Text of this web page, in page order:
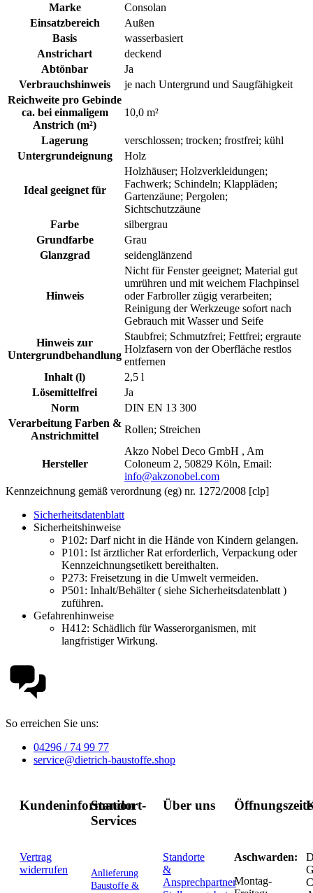
Marke
Consolan
Einsatzbereich
Außen
Basis
wasserbasiert
Anstrichart
deckend
Abtönbar
Ja
Verbrauchshinweis
je nach Untergrund und Saugfähigkeit
Reichweite pro Gebinde
ca. bei einmaligem
Anstrich (m²)
10,0 m²
Lagerung
verschlossen; trocken; frostfrei; kühl
Untergrundeignung
Holz
Ideal geeignet für
Holzhäuser; Holzverkleidungen;
Fachwerk; Schindeln; Klappläden;
Gartenzäune; Pergolen;
Sichtschutzzäune
Farbe
silbergrau
Grundfarbe
Grau
Glanzgrad
seidenglänzend
Hinweis
Nicht für Fenster geeignet; Material gut
umrühren und mit weichem Flachpinsel
oder Farbroller zügig verarbeiten;
Reinigung der Werkzeuge sofort nach
Gebrauch mit Wasser und Seife
Hinweis zur
Untergrundbehandlung
Staubfrei; Schmutzfrei; Fettfrei; ergraute
Holzfasern von der Oberfläche restlos
entfernen
Inhalt (l)
2,5 l
Lösemittelfrei
Ja
Norm
DIN EN 13 300
Verarbeitung Farben &
Anstrichmittel
Rollen; Streichen
Hersteller
Akzo Nobel Deco GmbH , Am
Coloneum 2, 50829 Köln, Email:
info@akzonobel.com
Kennzeichnung gemäß verordnung (eg) nr. 1272/2008 [clp]
Sicherheitsdatenblatt
Sicherheitshinweise
P102: Darf nicht in die Hände von Kindern gelangen.
P101: Ist ärztlicher Rat erforderlich, Verpackung oder
Kennzeichnungsetikett bereithalten.
P273: Freisetzung in die Umwelt vermeiden.
P501: Inhalt/Behälter ( siehe Sicherheitsdatenblatt )
zuführen.
Gefahrenhinweise
H412: Schädlich für Wasserorganismen, mit
langfristiger Wirkung.
So erreichen Sie uns:
04296 / 74 99 77
service@dietrich-baustoffe.shop
Kundeninformation
Vertrag
widerrufen
Standort-
Services
Anlieferung
Baustoffe &
Über uns
Standorte
&
Ansprechpartner
Aschwarden:
Montag-